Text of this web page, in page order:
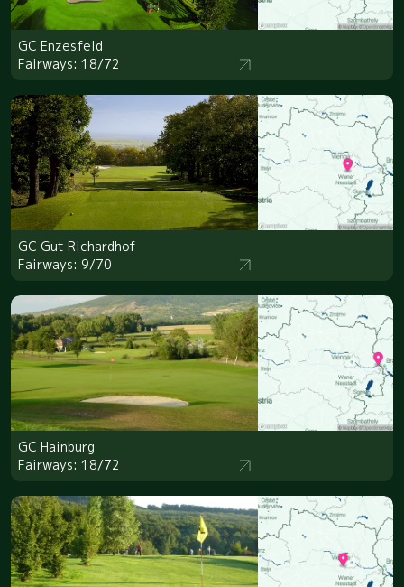
GC Enzesfeld
Fairways: 18/72
GC Gut Richardhof
Fairways: 9/70
GC Hainburg
Fairways: 18/72